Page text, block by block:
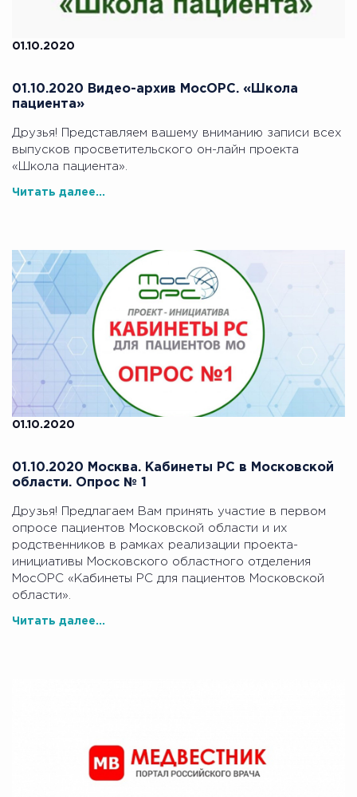
01.10.2020
01.10.2020 Видео-архив МосОРС. «Школа
пациента»
Друзья! Представляем вашему вниманию записи всех
выпусков просветительского он-лайн проекта
«Школа пациента».
Читать далее...
01.10.2020
01.10.2020 Москва. Кабинеты РС в Московской
области. Опрос № 1
Друзья! Предлагаем Вам принять участие в первом
опросе пациентов Московской области и их
родственников в рамках реализации проекта-
инициативы Московского областного отделения
МосОРС «Кабинеты РС для пациентов Московской
области».
Читать далее...